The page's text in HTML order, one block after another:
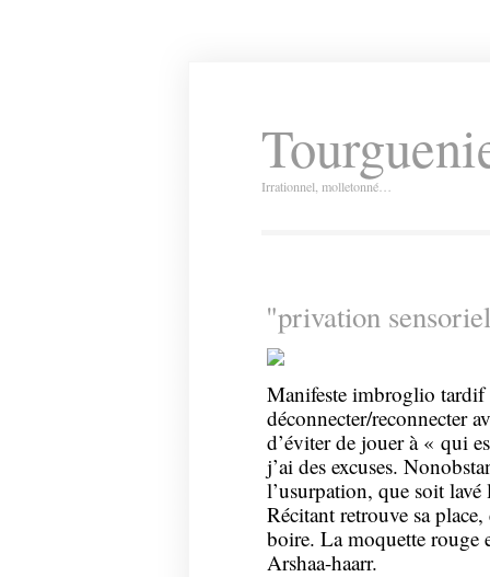
Irrationnel, molletonné…
"privation
Manifeste imbroglio tardif
déconnecter/reconnecter
d’éviter de jouer à « qui
j’ai des excuses.
l’usurpation, que soit
Récitant retrouve sa place,
boire. La moquette rouge
Arshaa-haarr.